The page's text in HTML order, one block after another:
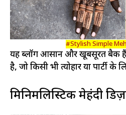
#Stylish Simple
यह ब्लॉग आसान और खूबसूरत बैक
है, जो किसी भी त्योहार या पार्टी के
मिनिमलिस्टिक मेहंदी